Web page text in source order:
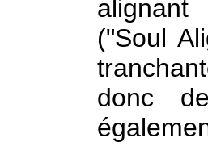
("Soul
donc